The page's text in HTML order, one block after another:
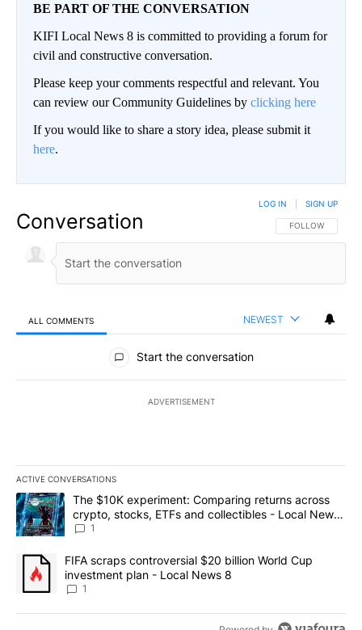
BE PART OF THE CONVERSATION
KIFI Local News 8 is committed to providing a forum for
civil and constructive conversation.
Please keep your comments respectful and relevant. You
can review our Community Guidelines by clicking here
If you would like to share a story idea, please submit it
here.
Conversation FOLLOW THIS
FOLLOW
LOG IN SIGN UP
ALL COMMENTS NEWEST
All Comments
Start the conversation
ADVERTISEMENT
ACTIVE CONVERSATIONS
The following is a list of the most commented articles in the last
A trending article titled "The $10K experiment: Comparing
The $10K experiment: Comparing returns across
crypto, stocks, ETFs and collectibles - Local News
8
1
A trending article titled "FIFA scraps controversial $20 billion
FIFA scraps controversial $20 billion World Cup
investment plan - Local News 8
1